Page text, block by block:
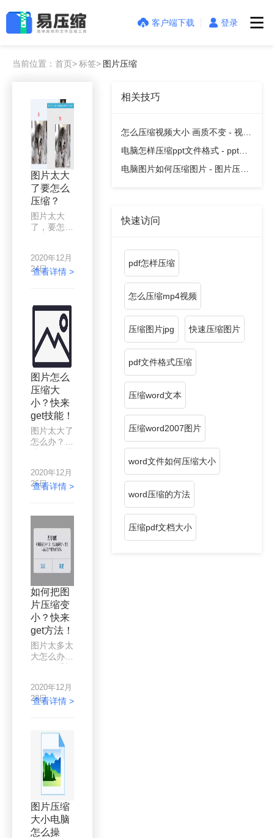
客户端下载 登录
当前位置：首页>标签> 图片压缩
图片太大
了要怎么
压缩？
图片太大
了，要怎么
吗？手机内
存老是不够
太大占用太
多内存了，
有些图片一
张就超过
1m，2m，
是普通图片
大小的几
倍，像素越
高，占得内
存就越大，
但是很多时
候并不需要
这么高清的
图片，能够
就好，不是
要做设计素
材这些要求
这些图片，
去减负呢？
2020年12月
24日
查看详情 >
图片怎么
压缩大
小？快来
get技能！
图片太大了
怎么办？压
会？不会？
那巧了，本
缩图片大小
的。
2020年12月
26日
查看详情 >
如何把图
片压缩变
小？快来
get方法！
图片太多太
大怎么办？
存放很多图
片，但是当
间后，你会
发现，内存
不多了！其
实很多人换
手机不是因
为手机out
了，就是因
为手机东西
太多，内存
不够用。
2020年12月
28日
查看详情 >
图片压缩
大小电脑
怎么操
相关技巧
怎么压缩视频大小 画质不变 - 视频
压缩教程
电脑怎样压缩ppt文件格式 - ppt压
缩教程
电脑图片如何压缩图片 - 图片压缩
快速访问
pdf怎样压缩
怎么压缩mp4视频
压缩图片jpg 快速压缩图片
pdf文件格式压缩
压缩word文本
压缩word2007图片
word文件如何压缩大小
word压缩的方法
压缩pdf文档大小